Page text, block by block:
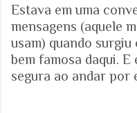
Estava em uma
mensagens (aquele
usam) quando
bem famosa daqui. E
segura ao andar por